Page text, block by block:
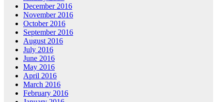
December 2016
November 2016
October 2016
September 2016
August 2016
July 2016
June 2016
May 2016
April 2016
March 2016
February 2016